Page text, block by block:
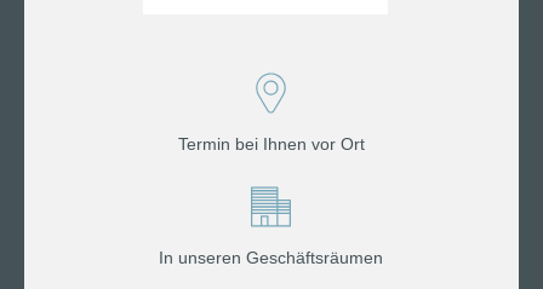
Termin bei Ihnen vor Ort
In unseren Geschäftsräumen